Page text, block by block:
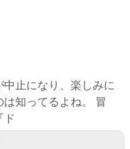
止になり、楽しみに
知ってるよね。 冒
ド